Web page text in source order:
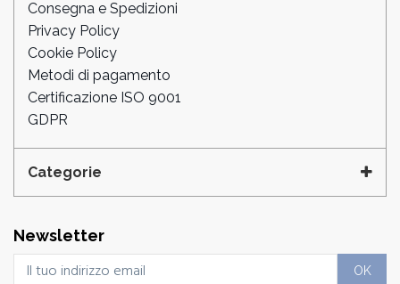
Consegna e Spedizioni
Privacy Policy
Cookie Policy
Metodi di pagamento
Certificazione ISO 9001
GDPR
Categorie
Newsletter